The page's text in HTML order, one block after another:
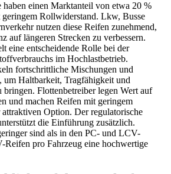
haben einen Marktanteil von etwa 20 %
Rollwiderstand. Lkw, Busse
nutzen diese Reifen zunehmend,
auf längeren Strecken zu verbessern.
eine entscheidende Rolle bei der
im Hochlastbetrieb.
fortschrittliche Mischungen und
um Haltbarkeit, Tragfähigkeit und
Flottenbetreiber legen Wert auf
und machen Reifen mit geringem
Option. Der regulatorische
die Einführung zusätzlich.
sind als in den PC- und LCV-
Reifen pro Fahrzeug eine hochwertige